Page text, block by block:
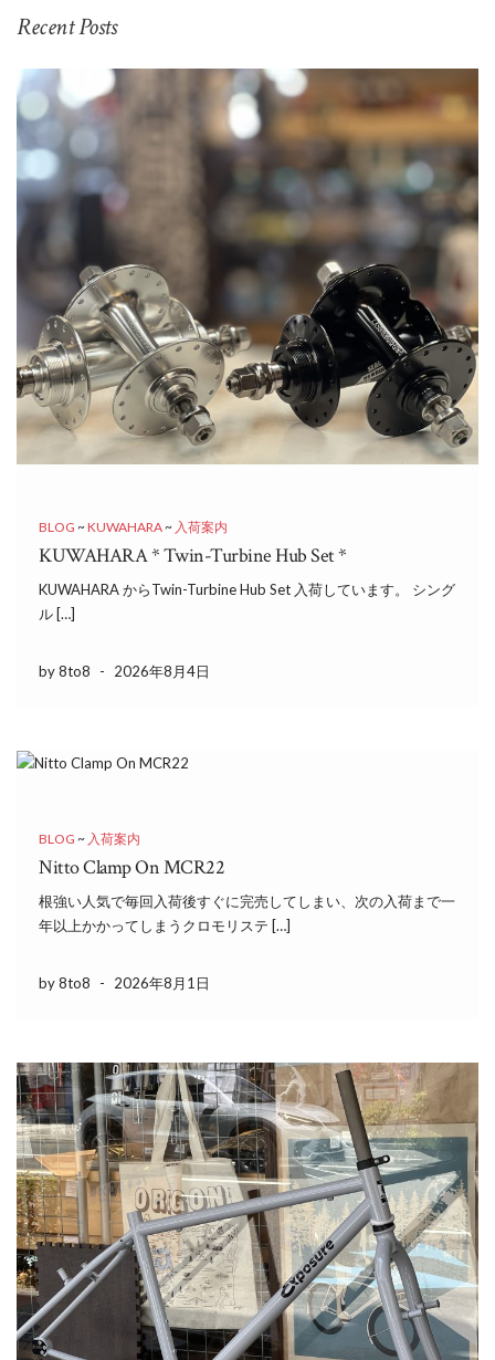
Recent Posts
BLOG ~KUWAHARA~ 入荷案内
KUWAHARA * Twin-Turbine Hub Set *
KUWAHARA からTwin-Turbine Hub Set 入荷しています。 シング
ル […]
by 8to8 - 2026年8月4日
BLOG ~ 入荷案内
Nitto Clamp On MCR22
根強い人気で毎回入荷後すぐに完売してしまい、次の入荷まで一
年以上かかってしまうクロモリステ […]
by 8to8 - 2026年8月1日